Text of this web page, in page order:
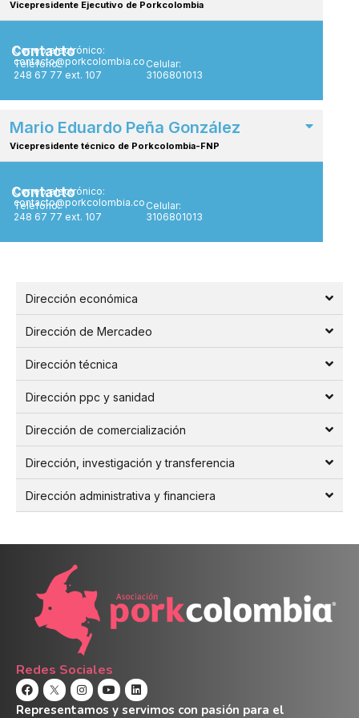
Contacto
Correo electrónico:
contacto@porkcolombia.co
Teléfono:
248 67 77 ext. 107
Celular:
3106801013
Vicepresidente Ejecutivo de Porkcolombia
Contacto
Correo electrónico:
contacto@porkcolombia.co
Teléfono:
248 67 77 ext. 107
Celular:
3106801013
Mario Eduardo Peña González
Vicepresidente técnico de Porkcolombia-FNP
Dirección económica
Dirección de Mercadeo​
Dirección técnica
Dirección ppc y sanidad
Dirección de comercialización
Dirección, investigación y transferencia
Dirección administrativa y financiera
Redes Sociales
Representamos y servimos con pasión para el